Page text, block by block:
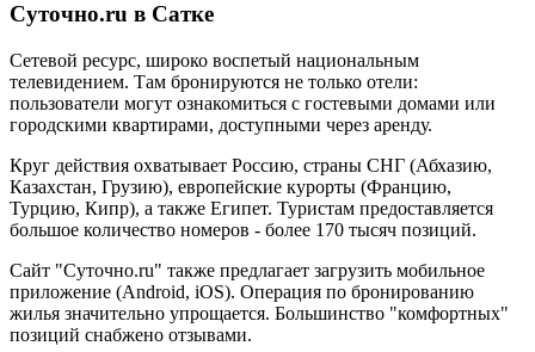
Суточно.ru в Сатке
Сетевой ресурс, широко воспетый национальным
телевидением. Там бронируются не только отели:
пользователи могут ознакомиться с гостевыми домами или
городскими квартирами, доступными через аренду.
Круг действия охватывает Россию, страны СНГ (Абхазию,
Казахстан, Грузию), европейские курорты (Францию,
Турцию, Кипр), а также Египет. Туристам предоставляется
большое количество номеров - более 170 тысяч позиций.
Сайт "Суточно.ru" также предлагает загрузить мобильное
приложение (Android, iOS). Операция по бронированию
жилья значительно упрощается. Большинство "комфортных"
позиций снабжено отзывами.